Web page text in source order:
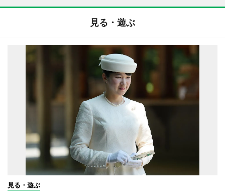
見る・遊ぶ
見る・遊ぶ